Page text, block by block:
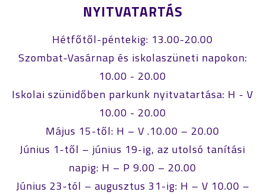
NYITVATARTÁS
Hétfőtől-péntekig: 13.00-20.00
Szombat-Vasárnap és iskolaszüneti napokon:
10.00 - 20.00
Iskolai szünidőben parkunk nyitvatartása: H - V
10.00 - 20.00
Május 15-től: H – V .10.00 – 20.00
Június 1-től – június 19-ig, az utolsó tanítási
napig: H – P 9.00 – 20.00
Június 23-tól – augusztus 31-ig: H – V 10.00 –